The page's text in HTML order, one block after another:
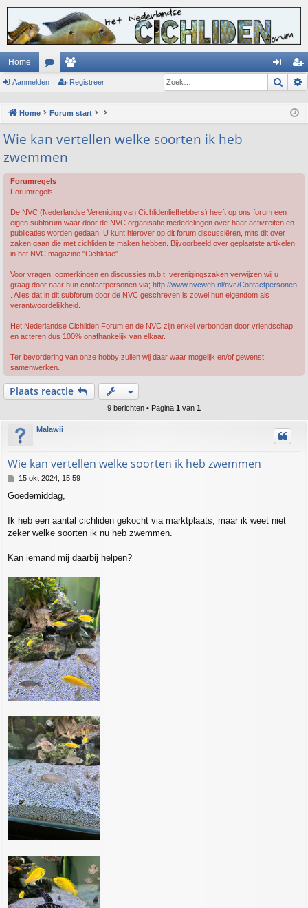
Home
or
m
s
ed an
el
eg
re
Aanmelden Registreer Zoek
Home Forum start
Wie kan vertellen welke soorten ik heb
zwemmen
Forumregels
Forumregels
De NVC (Nederlandse Vereniging van Cichlidenliefhebbers) heeft op ons forum een
eigen subforum waar door de NVC organisatie mededelingen over haar activiteiten en
publicaties worden gedaan. U kunt hierover op dit forum discussiëren, mits dit over
zaken gaan die met cichliden te maken hebben. Bijvoorbeeld over geplaatste artikelen
in het NVC magazine "Cichlidae".
Voor vragen, opmerkingen en discussies m.b.t. verenigingszaken verwijzen wij u
graag door naar hun contactpersonen via; http://www.nvcweb.nl/nvc/Contactpersonen
. Alles dat in dit subforum door de NVC geschreven is zowel hun eigendom als
verantwoordelijkheid.
Het Nederlandse Cichliden Forum en de NVC zijn enkel verbonden door vriendschap
en acteren dus 100% onafhankelijk van elkaar.
Ter bevordering van onze hobby zullen wij daar waar mogelijk en/of gewenst
samenwerken.
Plaats reactie
9 berichten • Pagina 1 van 1
Malawii
Wie kan vertellen welke soorten ik heb zwemmen
B
r
c
h
15 okt 2024, 15:59
Goedemiddag,
Ik heb een aantal cichliden gekocht via marktplaats, maar ik weet niet
zeker welke soorten ik nu heb zwemmen.
Kan iemand mij daarbij helpen?